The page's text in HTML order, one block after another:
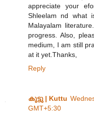
appreciate your
Shleelam nd what
Malayalam
progress. Also,
medium, I am still
at it yet.Thanks,
Reply
കുട്ടു | Kuttu
GMT+5:30